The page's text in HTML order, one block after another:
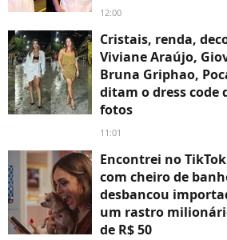
12:00
Cristais, renda,
Viviane Araújo,
Bruna Griphao,
ditam o dress code
fotos
11:01
Encontrei no
com cheiro de
desbancou
um rastro
de R$ 50